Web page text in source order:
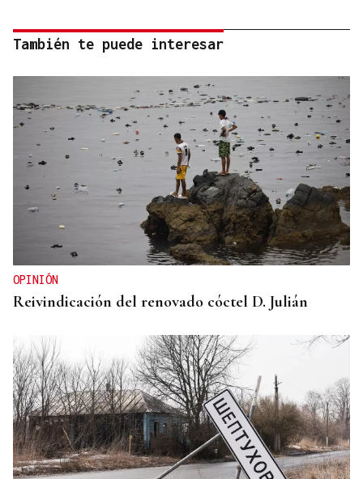
También te puede interesar
OPINIÓN
Reivindicación del renovado cóctel D. Julián